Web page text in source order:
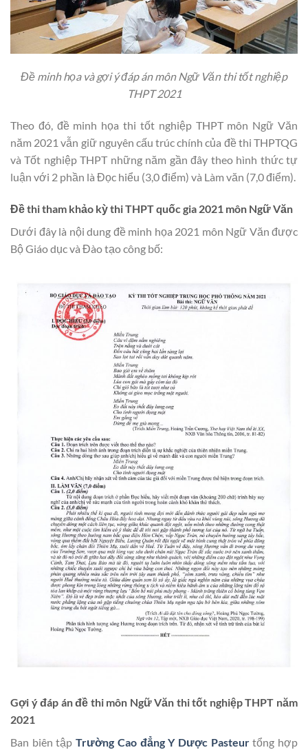
Đề minh họa và gợi ý đáp án môn Ngữ Văn thi tốt nghiệp
THPT 2021
Theo đó, đề minh họa thi tốt nghiệp THPT môn Ngữ Văn
năm 2021 vẫn giữ nguyên cấu trúc chính của đề thi THPTQG
và Tốt nghiệp THPT những năm gần đây theo hình thức tự
luận với 2 phần là Đọc hiểu (3,0 điểm) và Làm văn (7,0 điểm).
Đề thi tham khảo kỳ thi THPT quốc gia 2021 môn Ngữ Văn
Dưới đây là nội dung đề minh họa 2021 môn Ngữ Văn được
Bộ Giáo dục và Đào tạo công bố:
Gợi ý đáp án đề thi môn Ngữ Văn thi tốt nghiệp THPT năm
2021
Ban biên tậpTrường Cao đẳng Y Dược Pasteurtổng hợp